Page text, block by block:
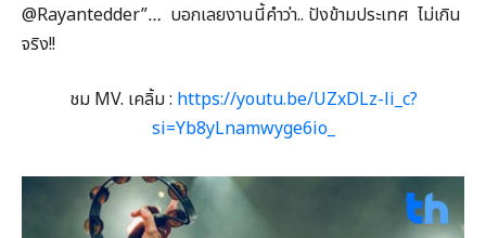
@Rayantedder”… บอกเลยงานนี้คำว่า.. ปังข้ามประเทศ ไม่เกิน
จริง!!
ชม MV. เคลิ้ม : https://youtu.be/UZxDLz-li_c?
si=Yb8yLnamwyge6io_